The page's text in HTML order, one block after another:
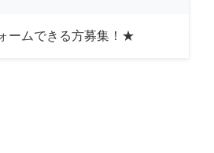
ームできる方募集！★